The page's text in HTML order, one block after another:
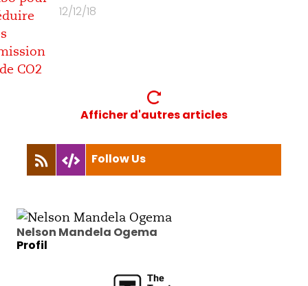
12/12/18
Afficher d'autres articles
Follow Us
Nelson Mandela Ogema
Profil